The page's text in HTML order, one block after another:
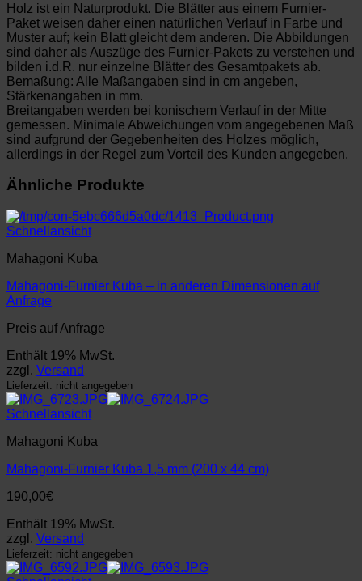
Holz ist ein Naturprodukt. Die Blätter aus einem Furnier-
Paket weisen daher einen natürlichen Verlauf in Farbe und
Muster auf; kein Blatt gleicht dem anderen. Die Abbildungen
sind daher als Auszüge des Furnier-Pakets zu verstehen und
bilden i.d.R. nur einzelne Blätter des Gesamtpakets ab.
Bemaßung: Alle Maßangaben sind in cm angeben,
Stärkenangaben in mm.
Breitangaben werden bei konischem Verlauf in der Mitte
gemessen. Minimale Abweichungen vom angegebenen Maß
sind aufgrund der Gegebenheiten des Holzes möglich,
allerdings in der Regel zum Vorteil des Kunden angegeben.
Ähnliche Produkte
Schnellansicht
Mahagoni Kuba
Mahagoni-Furnier Kuba – in anderen Dimensionen auf
Anfrage
Preis auf Anfrage
Enthält 19% MwSt.
zzgl. Versand
Lieferzeit: nicht angegeben
Schnellansicht
Mahagoni Kuba
Mahagoni-Furnier Kuba 1,5 mm (200 x 44 cm)
190,00€
Enthält 19% MwSt.
zzgl. Versand
Lieferzeit: nicht angegeben